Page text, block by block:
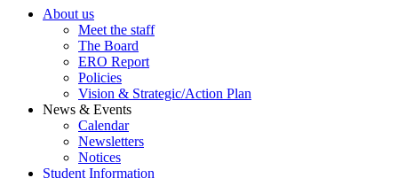
About us
Meet the staff
The Board
ERO Report
Policies
Vision & Strategic/Action Plan
News & Events
Calendar
Newsletters
Notices
Student Information